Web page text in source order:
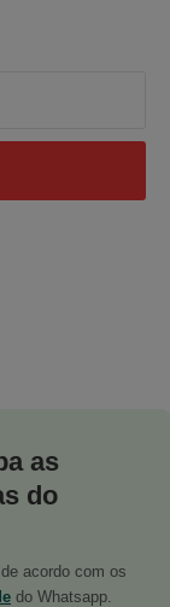
as
do
acordo com os
do Whatsapp.